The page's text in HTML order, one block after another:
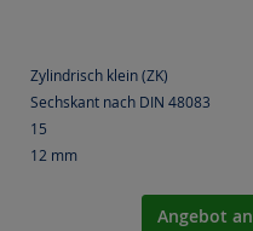
Zylindrisch klein (ZK)
Sechskant nach DIN 48083
15
12 mm
Angebot